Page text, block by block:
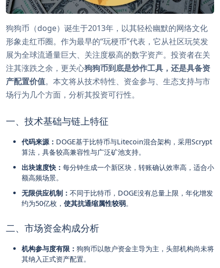
狗狗币（doge）诞生于2013年，以其轻松幽默的网络文化
形象走红币圈。作为最早的“玩梗币”代表，它从社区玩笑发
展为全球流通量巨大、关注度极高的数字资产。投资者在关
注其涨跌之余，更关心狗狗币到底是炒作工具，还是具备资
产配置价值。本文将从技术特性、资金参与、生态支持与市
场行为几个方面，分析其投资可行性。
一、技术基础与链上特征
代码来源： DOGE基于比特币与Litecoin混合架构，采用Scrypt
算法，具备较高兼容性与广泛矿池支持。
出块速度快： 每分钟生成一个新区块，转账确认效率高，适合小
额高频场景。
无限供应机制： 不同于比特币，DOGE没有总量上限，年化增发
约为50亿枚， 使其抗通缩属性较弱。
二、市场资金构成分析
机构参与度有限： 狗狗币以散户资金主导为主，头部机构尚未将
其纳入正式资产配置。